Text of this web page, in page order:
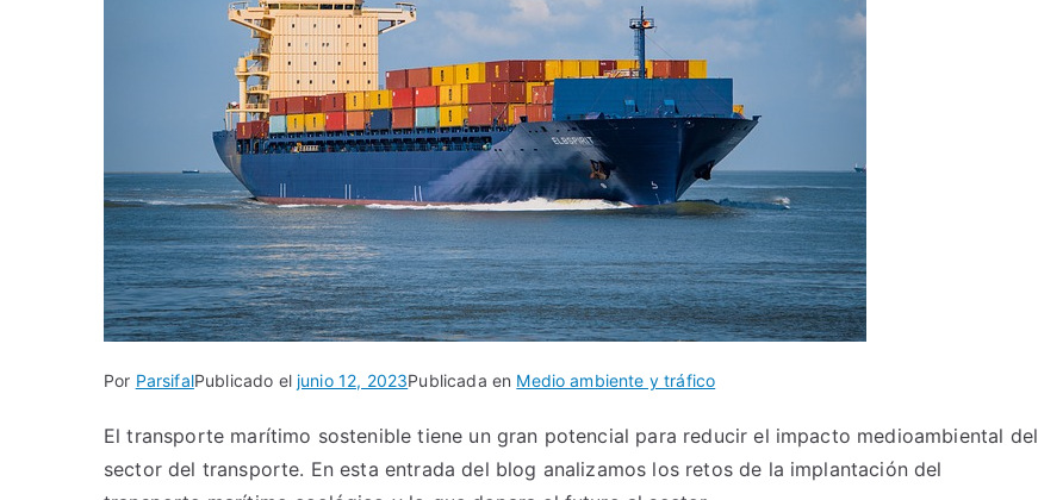
Por ParsifalPublicado el junio 12, 2023Publicada en Medio ambiente y tráfico
El transporte marítimo sostenible tiene un gran potencial para reducir el impacto medioambiental del
sector del transporte. En esta entrada del blog analizamos los retos de la implantación del